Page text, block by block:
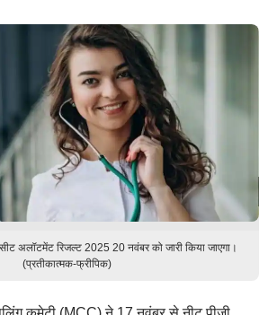
अलॉटमेंट रिजल्ट 2025 20 नवंबर को जारी किया जाएगा।
(प्रतीकात्मक-फ्रीपिक)